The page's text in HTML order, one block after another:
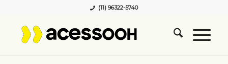
(11) 96322-5740